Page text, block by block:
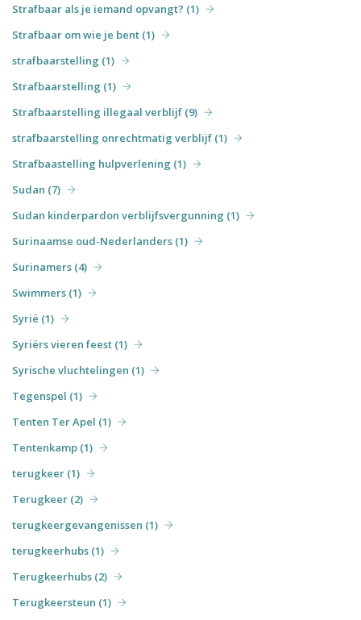
Strafbaar als je iemand opvangt? (1)
Strafbaar om wie je bent (1)
strafbaarstelling (1)
Strafbaarstelling (1)
Strafbaarstelling illegaal verblijf (9)
strafbaarstelling onrechtmatig verblijf (1)
Strafbaastelling hulpverlening (1)
Sudan (7)
Sudan kinderpardon verblijfsvergunning (1)
Surinaamse oud-Nederlanders (1)
Surinamers (4)
Swimmers (1)
Syrië (1)
Syriërs vieren feest (1)
Syrische vluchtelingen (1)
Tegenspel (1)
Tenten Ter Apel (1)
Tentenkamp (1)
terugkeer (1)
Terugkeer (2)
terugkeergevangenissen (1)
terugkeerhubs (1)
Terugkeerhubs (2)
Terugkeersteun (1)